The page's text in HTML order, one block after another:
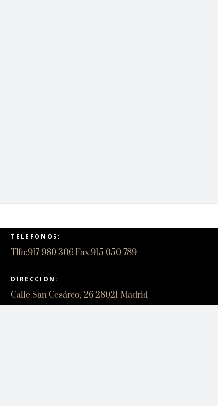
TELEFONOS:
Tlfn:917 980 306 Fax 915 050 789
DIRECCION:
Calle San Cesáreo, 26 28021 Madrid